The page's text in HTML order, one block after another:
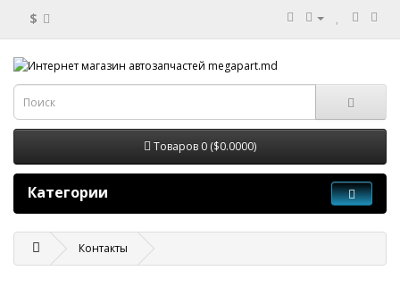
$
Товаров 0 ($0.0000)
Категории
Контакты